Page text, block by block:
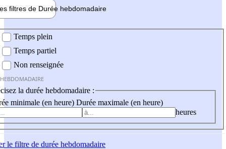
filtres de Durée hebdomadaire
Temps plein
Temps partiel
Non renseignée
la durée hebdomadaire :
minimale (en heure) Durée maximale (en heure)
heures
le filtre de durée hebdomadaire